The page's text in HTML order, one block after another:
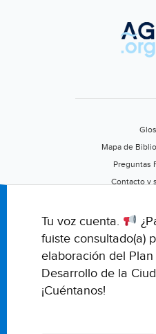
Mapa de
Preguntas
Contacto y
Califica
Tu voz cuenta.
fuiste consultado(a)
elaboración del
Desarrollo de la
¡Cuéntanos!